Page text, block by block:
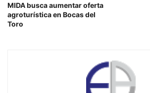
MIDA busca aumentar oferta
agroturística en Bocas del
Toro